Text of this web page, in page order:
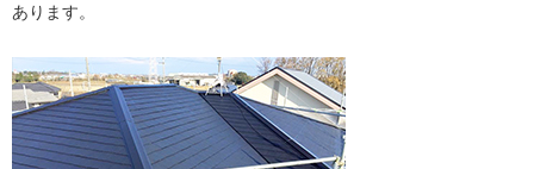
あります。